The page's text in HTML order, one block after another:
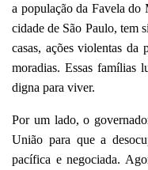
a população da Favela do
cidade de São Paulo, tem
casas, ações violentas da
moradias. Essas famílias
digna para viver.
Por um lado, o
União para que a
pacífica e negociada.